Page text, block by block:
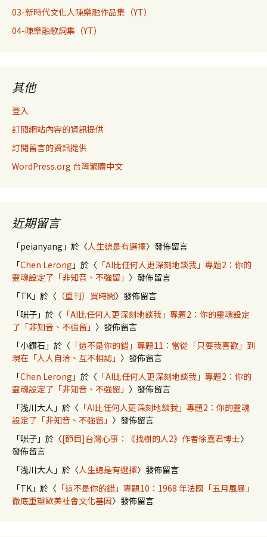
03-新時代文化人陳樂融作品集（YT）
04-陳樂融歌詞集（YT）
其他
登入
訂閱網站內容的資訊提供
訂閱留言的資訊提供
WordPress.org 台灣繁體中文
近期留言
「peianyang 」於〈人生總是有選擇〉發佈留言
「Chen Lerong 」於〈 「AI比任何人更深刻地談我」專題2：你的
靈魂設定了「非知音、不強留」 〉發佈留言
「TK」於〈 （重刊）買時間〉發佈留言
「咪子 」於〈 「AI比任何人更深刻地談我」專題2：你的靈魂設定
了「非知音、不強留」 〉發佈留言
「小鑽石 」於〈 「這不是你的錯」專題11：當從「只要我喜歡」到
現在「人人自洽、互不相認」 〉發佈留言
「Chen Lerong 」於〈 「AI比任何人更深刻地談我」專題2：你的
靈魂設定了「非知音、不強留」 〉發佈留言
「浅川大人 」於〈 「AI比任何人更深刻地談我」專題2：你的靈魂
設定了「非知音、不強留」 〉發佈留言
「咪子 」於〈[節目]台灣心事：《找樹的人2》作者徐嘉君博士〉
發佈留言
「浅川大人 」於〈人生總是有選擇〉發佈留言
「TK」於〈 「這不是你的錯」專題10：1968 年法國「五月風暴」
徹底重塑歐美社會文化基因〉發佈留言